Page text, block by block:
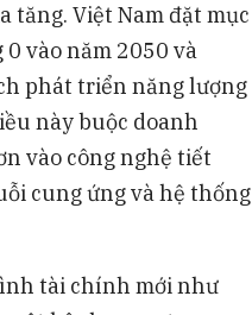
tăng. Việt Nam đặt mục
vào năm 2050 và
phát triển năng lượng
này buộc doanh
vào công nghệ tiết
cung ứng và hệ thống
tài chính mới như